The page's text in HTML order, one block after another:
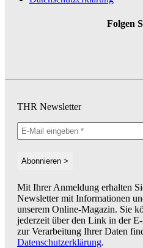
Folgen
THR Newsletter
Mit Ihrer Anmeldung erhalten
Newsletter mit Informationen
unserem Online-Magazin. Sie
jederzeit über den Link in der
zur Verarbeitung Ihrer Daten
Datenschutzerklärung.